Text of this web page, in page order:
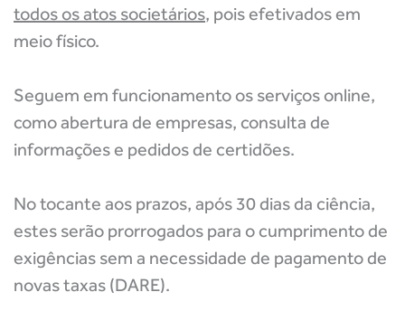
todos os atos societários, pois efetivados em
meio físico.
Seguem em funcionamento os serviços online,
como abertura de empresas, consulta de
informações e pedidos de certidões.
No tocante aos prazos, após 30 dias da ciência,
estes serão prorrogados para o cumprimento de
exigências sem a necessidade de pagamento de
novas taxas (DARE).